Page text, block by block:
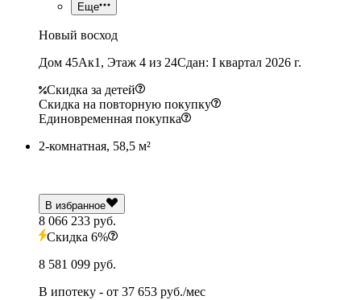
Еще
Новый восход
Дом 45Ак1, Этаж 4 из 24Сдан: I квартал 2026 г.
Скидка за детей
Скидка на повторную покупку
Единовременная покупка
2-комнатная, 58,5 м²
В избранное
8 066 233 руб.
Скидка 6%
8 581 099 руб.
В ипотеку - от 37 653 руб./мес